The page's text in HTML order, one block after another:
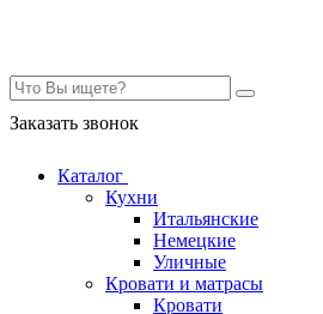
Заказать звонок
Каталог
Кухни
Итальянские
Немецкие
Уличные
Кровати и матрасы
Кровати